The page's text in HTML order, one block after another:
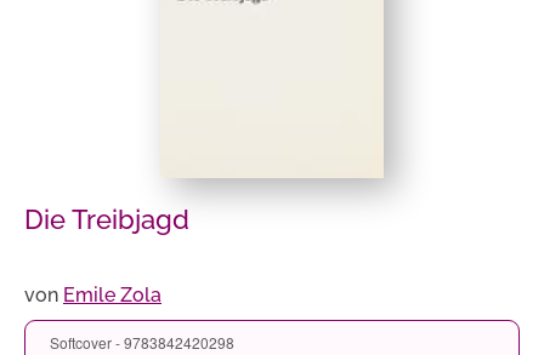
Die Treibjagd
von Emile Zola
Softcover - 9783842420298